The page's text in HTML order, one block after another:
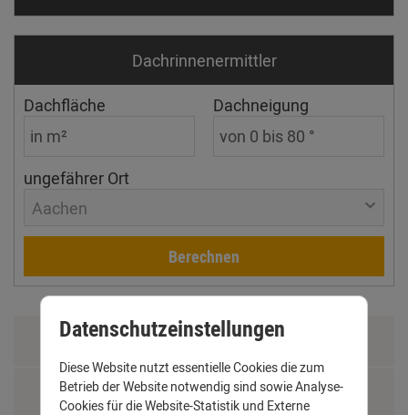
Dachrinnen­ermittler
Dachfläche Dachneigung
ungefährer Ort
Aachen
Berechnen
Zahlung & Versand
Datenschutz
Datenschutzeinstellungen
Diese Website nutzt essentielle Cookies die zum
Betrieb der Website notwendig sind sowie Analyse-
Cookies für die Website-Statistik und Externe